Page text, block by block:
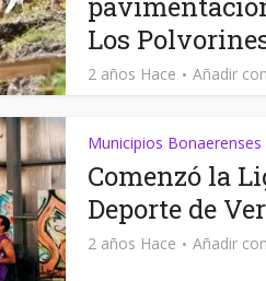
Los
2 años Hace Añadir
Municipios Bonaerenses
Comenzó la
Deporte de
2 años Hace Añadir